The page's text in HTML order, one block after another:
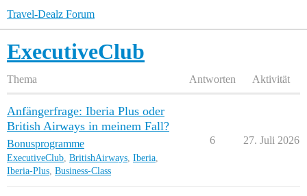
Travel-Dealz Forum
ExecutiveClub
Thema Antworten Aktivität
Anfängerfrage: Iberia Plus oder
British Airways in meinem Fall?
Bonusprogramme
ExecutiveClub, BritishAirways, Iberia,
Iberia-Plus, Business-Class
6 27. Juli 2026